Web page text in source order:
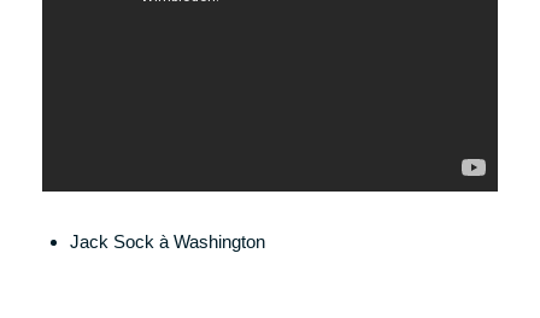
Jack Sock à Washington